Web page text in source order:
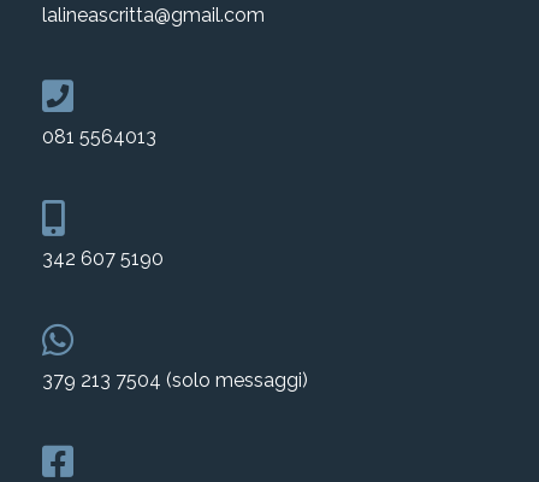
lalineascritta@gmail.com
081 5564013
342 607 5190
379 213 7504 (solo messaggi)